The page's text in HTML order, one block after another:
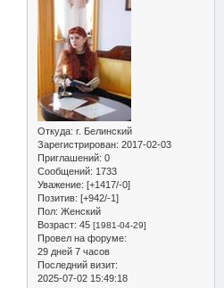
Откуда: г. Белинский
Зарегистрирован: 2017-02-03
Приглашений: 0
Сообщений: 1733
Уважение: [+1417/-0]
Позитив: [+942/-1]
Пол: Женский
Возраст: 45 [1981-04-29]
Провел на форуме:
29 дней 7 часов
Последний визит:
2025-07-02 15:49:18